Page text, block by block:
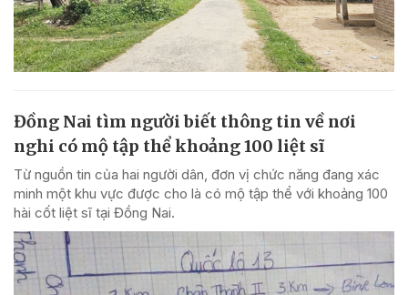
Đồng Nai tìm người biết thông tin về nơi
nghi có mộ tập thể khoảng 100 liệt sĩ
Từ nguồn tin của hai người dân, đơn vị chức năng đang xác
minh một khu vực được cho là có mộ tập thể với khoảng 100
hài cốt liệt sĩ tại Đồng Nai.